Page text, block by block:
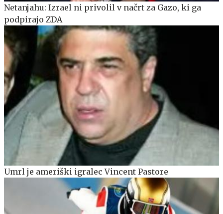
Netanjahu: Izrael ni privolil v načrt za Gazo, ki ga
podpirajo ZDA
Umrl je ameriški igralec Vincent Pastore